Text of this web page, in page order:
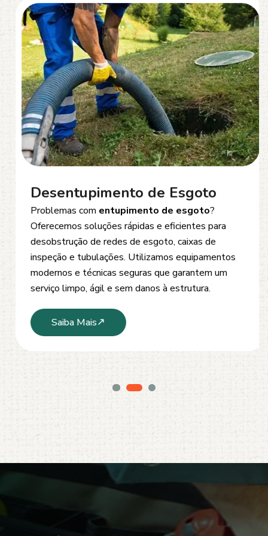
Desentupimento de Esgoto
Problemas comentupimento de esgoto?
Oferecemos soluções rápidas e eficientes para
desobstrução de redes de esgoto, caixas de
inspeção e tubulações. Utilizamos equipamentos
modernos e técnicas seguras que garantem um
serviço limpo, ágil e sem danos à estrutura.
Saiba Mais